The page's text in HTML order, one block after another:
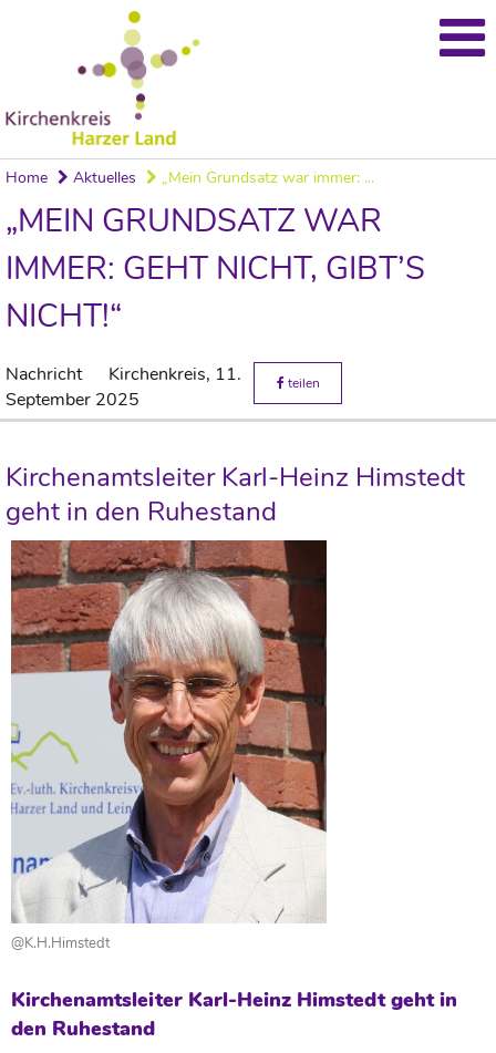
Home Aktuelles „Mein Grundsatz war immer: ...
„MEIN GRUNDSATZ WAR
IMMER: GEHT NICHT, GIBT’S
NICHT!“
Nachricht Kirchenkreis, 11.
September 2025
teilen
Kirchenamtsleiter Karl-Heinz Himstedt
geht in den Ruhestand
@K.H.Himstedt
Kirchenamtsleiter Karl-Heinz Himstedt geht in
den Ruhestand